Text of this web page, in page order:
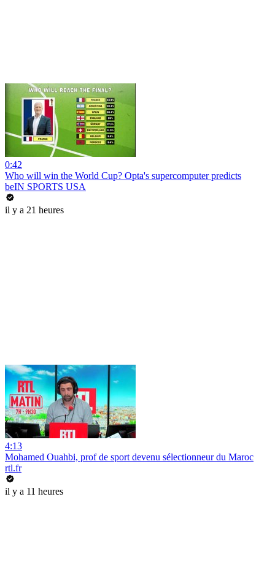
0:42
Who will win the World Cup? Opta's supercomputer predicts
beIN SPORTS USA
il y a 21 heures
4:13
Mohamed Ouahbi, prof de sport devenu sélectionneur du Maroc
rtl.fr
il y a 11 heures